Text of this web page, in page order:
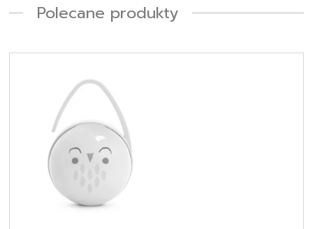
Polecane produkty